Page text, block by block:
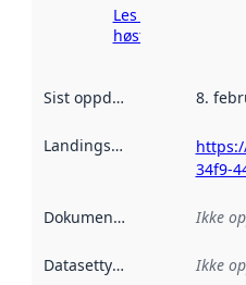
Les mer om
høsting her
Sist oppdatert 8.
Landingsside
34f9-
Dokumentasjon Ikke
Datasettype Ikke